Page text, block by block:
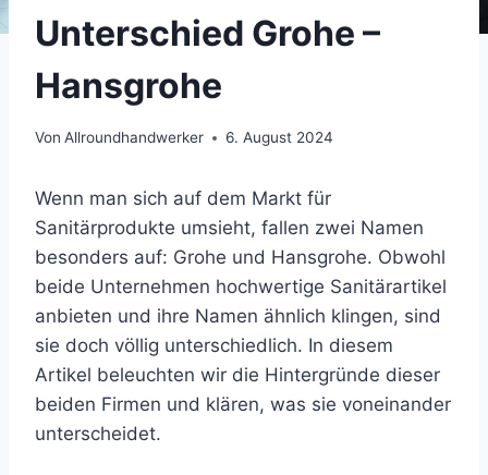
Unterschied Grohe –
Hansgrohe
Von Allroundhandwerker 6. August 2024
Wenn man sich auf dem Markt für
Sanitärprodukte umsieht, fallen zwei Namen
besonders auf: Grohe und Hansgrohe. Obwohl
beide Unternehmen hochwertige Sanitärartikel
anbieten und ihre Namen ähnlich klingen, sind
sie doch völlig unterschiedlich. In diesem
Artikel beleuchten wir die Hintergründe dieser
beiden Firmen und klären, was sie voneinander
unterscheidet.